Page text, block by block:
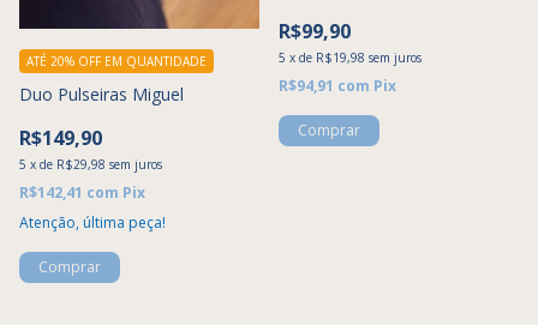
Duo Pulseiras Miguel
R$149,90
5 x de R$29,98 sem juros
ATÉ 20% OFF EM QUANTIDADE
R$142,41 com Pix
Atenção, última peça!
R$99,90
5 x de R$19,98 sem juros
R$94,91 com Pix